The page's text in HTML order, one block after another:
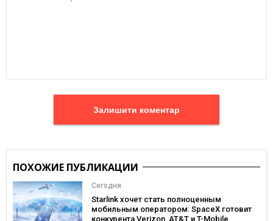
Залишити коментар
ПОХОЖИЕ ПУБЛИКАЦИИ
Сегодня
Starlink хочет стать полноценным
мобильным оператором: SpaceX готовит
конкурента Verizon, AT&T и T-Mobile